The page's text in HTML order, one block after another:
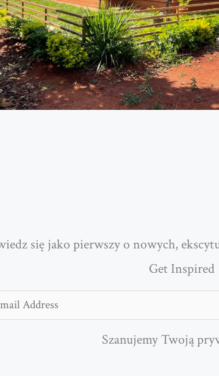
się jako pierwszy o nowych,
Get Inspired
Szanujemy Twoją